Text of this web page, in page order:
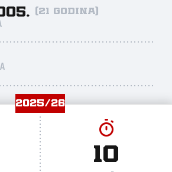
(21 godina)
2025/26
10